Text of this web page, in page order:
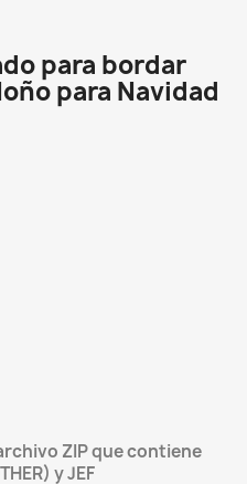
para bordar
para Navidad
ZIP que contiene
y JEF